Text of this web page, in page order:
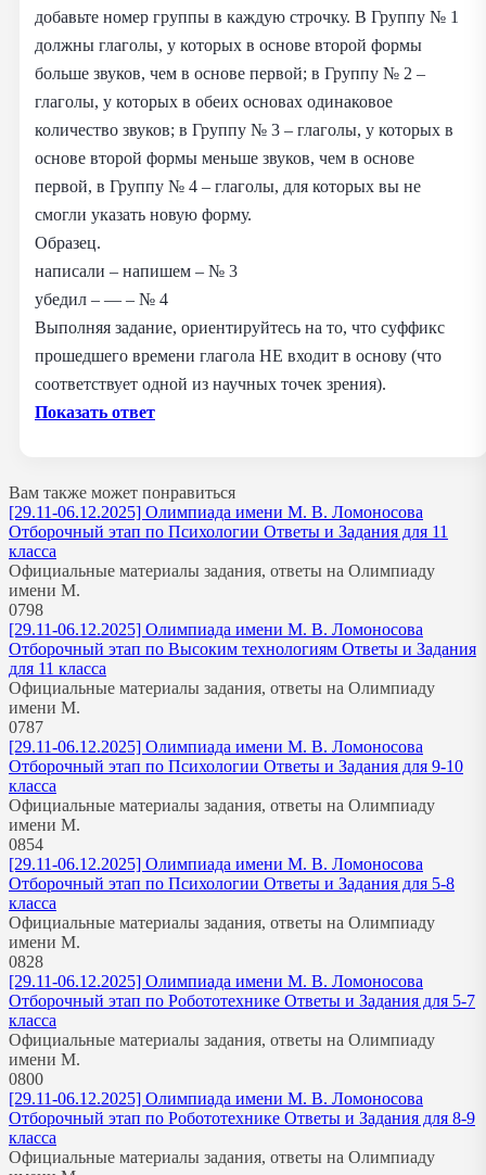
добавьте номер группы в каждую строчку. В Группу № 1
должны глаголы, у которых в основе второй формы
больше звуков, чем в основе первой; в Группу № 2 –
глаголы, у которых в обеих основах одинаковое
количество звуков; в Группу № 3 – глаголы, у которых в
основе второй формы меньше звуков, чем в основе
первой, в Группу № 4 – глаголы, для которых вы не
смогли указать новую форму.
Образец.
написали – напишем – № 3
убедил – — – № 4
Выполняя задание, ориентируйтесь на то, что суффикс
прошедшего времени глагола НЕ входит в основу (что
соответствует одной из научных точек зрения).
Показать ответ
Вам также может понравиться
[29.11-06.12.2025] Олимпиада имени М. В. Ломоносова
Отборочный этап по Психологии Ответы и Задания для 11
класса
Официальные материалы задания, ответы на Олимпиаду
имени М.
0798
[29.11-06.12.2025] Олимпиада имени М. В. Ломоносова
Отборочный этап по Высоким технологиям Ответы и Задания
для 11 класса
Официальные материалы задания, ответы на Олимпиаду
имени М.
0787
[29.11-06.12.2025] Олимпиада имени М. В. Ломоносова
Отборочный этап по Психологии Ответы и Задания для 9-10
класса
Официальные материалы задания, ответы на Олимпиаду
имени М.
0854
[29.11-06.12.2025] Олимпиада имени М. В. Ломоносова
Отборочный этап по Психологии Ответы и Задания для 5-8
класса
Официальные материалы задания, ответы на Олимпиаду
имени М.
0828
[29.11-06.12.2025] Олимпиада имени М. В. Ломоносова
Отборочный этап по Робототехнике Ответы и Задания для 5-7
класса
Официальные материалы задания, ответы на Олимпиаду
имени М.
0800
[29.11-06.12.2025] Олимпиада имени М. В. Ломоносова
Отборочный этап по Робототехнике Ответы и Задания для 8-9
класса
Официальные материалы задания, ответы на Олимпиаду